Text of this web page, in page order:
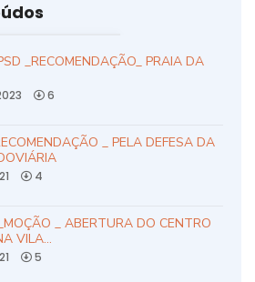
_RECOMENDAÇÃO_ PRAIA DA
6
_ PELA DEFESA DA
4
_ ABERTURA DO CENTRO
VILA…
5